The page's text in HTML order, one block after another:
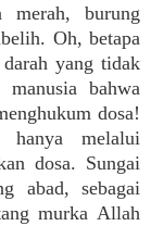
merah, burung
Oh, betapa
yang tidak
manusia bahwa
dosa!
hanya melalui
dosa. Sungai
abad, sebagai
murka Allah